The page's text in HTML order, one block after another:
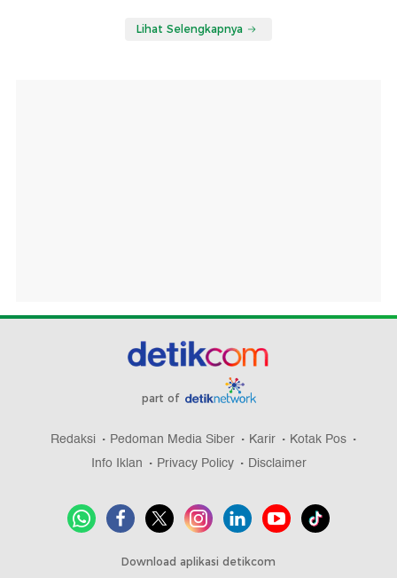
Lihat Selengkapnya
part of
Redaksi Pedoman Media Siber Karir
Kotak Pos
Info Iklan
Privacy Policy Disclaimer
Download aplikasi detikcom